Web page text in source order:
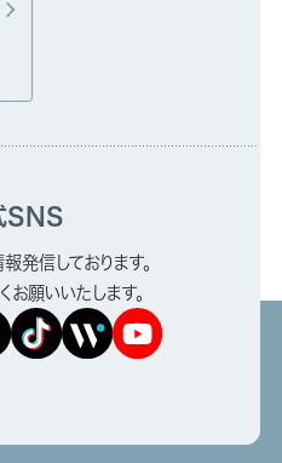
SNS
発信しております。
お願いいたします。